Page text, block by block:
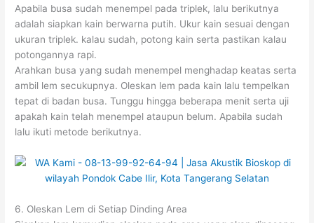
Apabila busa sudah menempel pada triplek, lalu berikutnya
adalah siapkan kain berwarna putih. Ukur kain sesuai dengan
ukuran triplek. kalau sudah, potong kain serta pastikan kalau
potongannya rapi.
Arahkan busa yang sudah menempel menghadap keatas serta
ambil lem secukupnya. Oleskan lem pada kain lalu tempelkan
tepat di badan busa. Tunggu hingga beberapa menit serta uji
apakah kain telah menempel ataupun belum. Apabila sudah
lalu ikuti metode berikutnya.
6. Oleskan Lem di Setiap Dinding Area